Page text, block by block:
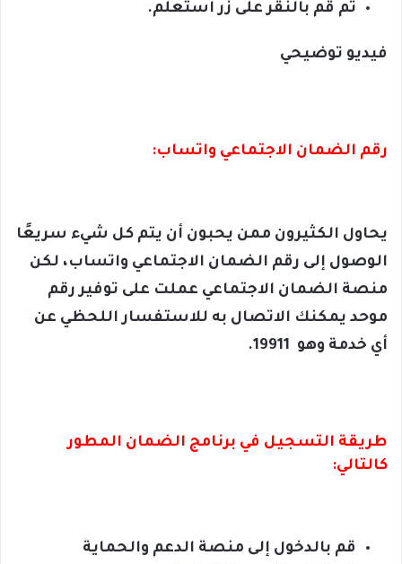
ثم قم بالنقر على زر استعلم.
فيديو توضيحي
رقم الضمان الاجتماعي واتساب:
يحاول الكثيرون ممن يحبون أن يتم كل شيء سريعًا
الوصول إلى رقم الضمان الاجتماعي واتساب، لكن
منصة الضمان الاجتماعي عملت على توفير رقم
موحد يمكنك الاتصال به للاستفسار اللحظي عن
أي خدمة وهو 19911.
طريقة التسجيل في برنامج الضمان المطور
كالتالي:
قم بالدخول إلى منصة الدعم والحماية